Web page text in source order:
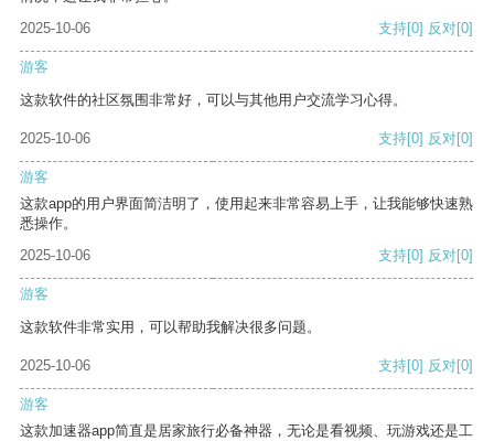
2025-10-06
支持[0] 反对[0]
游客
这款软件的社区氛围非常好，可以与其他用户交流学习心得。
2025-10-06 支持[0] 反对[0]
游客
这款app的用户界面简洁明了，使用起来非常容易上手，让我能够快速熟
悉操作。
2025-10-06
支持[0] 反对[0]
游客
这款软件非常实用，可以帮助我解决很多问题。
2025-10-06 支持[0] 反对[0]
游客
这款加速器app简直是居家旅行必备神器，无论是看视频、玩游戏还是工